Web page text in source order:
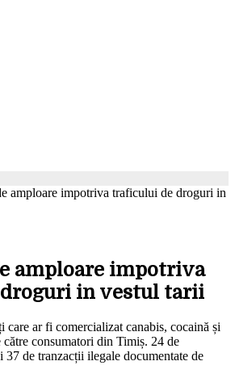
amploare impotriva traficului de droguri in
amploare impotriva
in vestul tarii
care ar fi comercializat canabis, cocaină și
consumatori din Timiș. 24 de
de tranzacții ilegale documentate de